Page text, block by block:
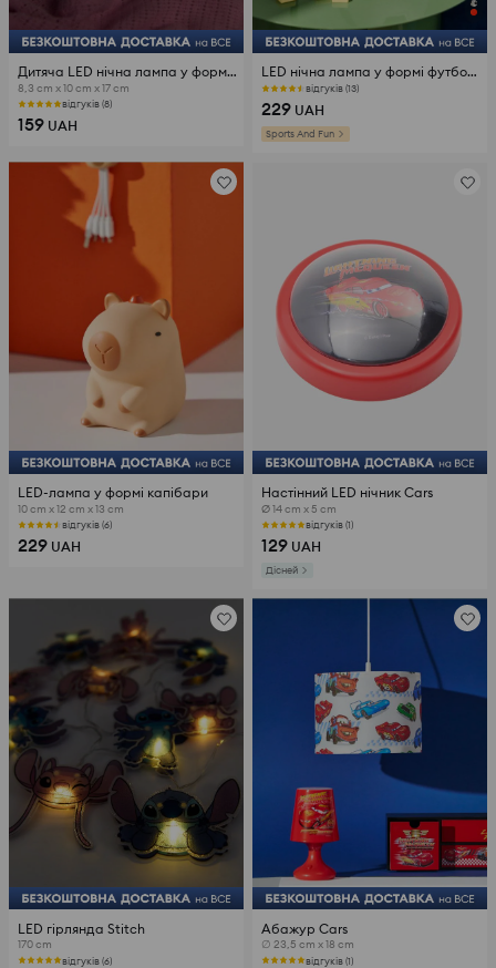
Дитяча LED нічна лампа у формі єдинорога
8,3 cm x 10 cm x 17 cm
відгуків (8)
159 UAH
LED нічна лампа у формі футбольного м'яча
відгуків (13)
229 UAH
Sports And Fun
LED-лампа у формі капібари
10 cm x 12 cm x 13 cm
відгуків (6)
229 UAH
Настінний LED нічник Cars
Ø 14 cm x 5 cm
відгуків (1)
129 UAH
Дісней
LED гірлянда Stitch
170 cm
відгуків (6)
Абажур Cars
∅ 23,5 cm x 18 cm
відгуків (1)